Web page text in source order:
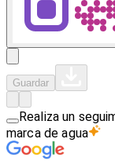
Guardar
Realiza un
marca de agua